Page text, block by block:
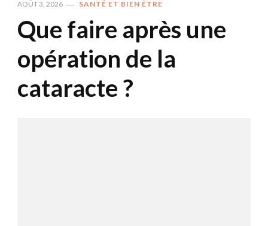
AOÛT 3, 2026 SANTÉ ET BIEN ÊTRE
Que faire après une
opération de la
cataracte ?